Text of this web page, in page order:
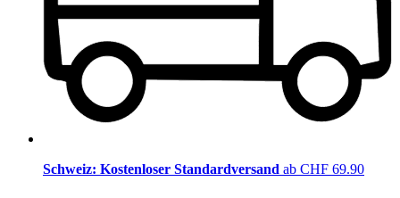
Schweiz: Kostenloser Standardversand ab CHF 69.90